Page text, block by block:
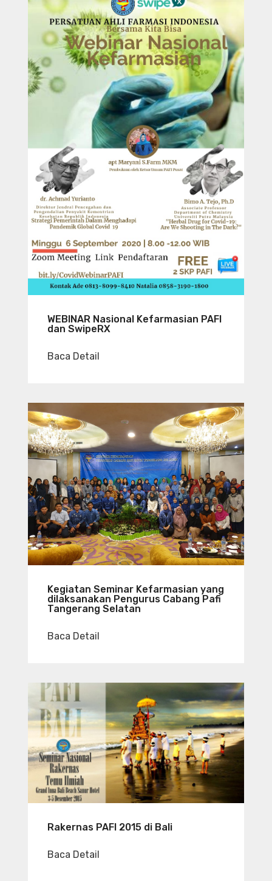
WEBINAR Nasional Kefarmasian PAFI
dan SwipeRX
Baca Detail
Kegiatan Seminar Kefarmasian yang
dilaksanakan Pengurus Cabang Pafi
Tangerang Selatan
Baca Detail
Rakernas PAFI 2015 di Bali
Baca Detail